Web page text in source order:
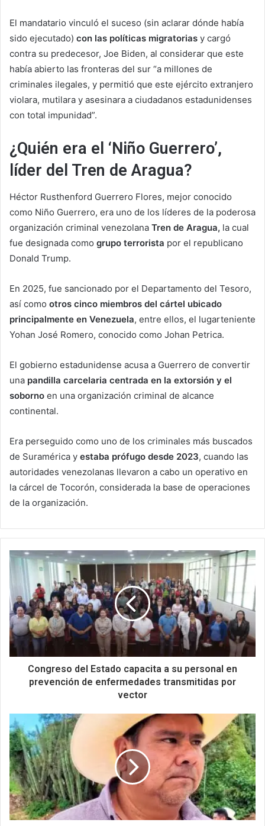
El mandatario vinculó el suceso (sin aclarar dónde había
sido ejecutado) con las políticas migratorias y cargó
contra su predecesor, Joe Biden, al considerar que este
había abierto las fronteras del sur “a millones de
criminales ilegales, y permitió que este ejército extranjero
violara, mutilara y asesinara a ciudadanos estadunidenses
con total impunidad”.
¿Quién era el ‘Niño Guerrero’,
líder del Tren de Aragua?
Héctor Rusthenford Guerrero Flores, mejor conocido
como Niño Guerrero, era uno de los líderes de la poderosa
organización criminal venezolana Tren de Aragua, la cual
fue designada como grupo terrorista por el republicano
Donald Trump.
En 2025, fue sancionado por el Departamento del Tesoro,
así como otros cinco miembros del cártel ubicado
principalmente en Venezuela, entre ellos, el lugarteniente
Yohan José Romero, conocido como Johan Petrica.
El gobierno estadunidense acusa a Guerrero de convertir
una pandilla carcelaria centrada en la extorsión y el
soborno en una organización criminal de alcance
continental.
Era perseguido como uno de los criminales más buscados
de Suramérica y estaba prófugo desde 2023, cuando las
autoridades venezolanas llevaron a cabo un operativo en
la cárcel de Tocorón, considerada la base de operaciones
de la organización.
Congreso del Estado capacita a su personal en
prevención de enfermedades transmitidas por
vector